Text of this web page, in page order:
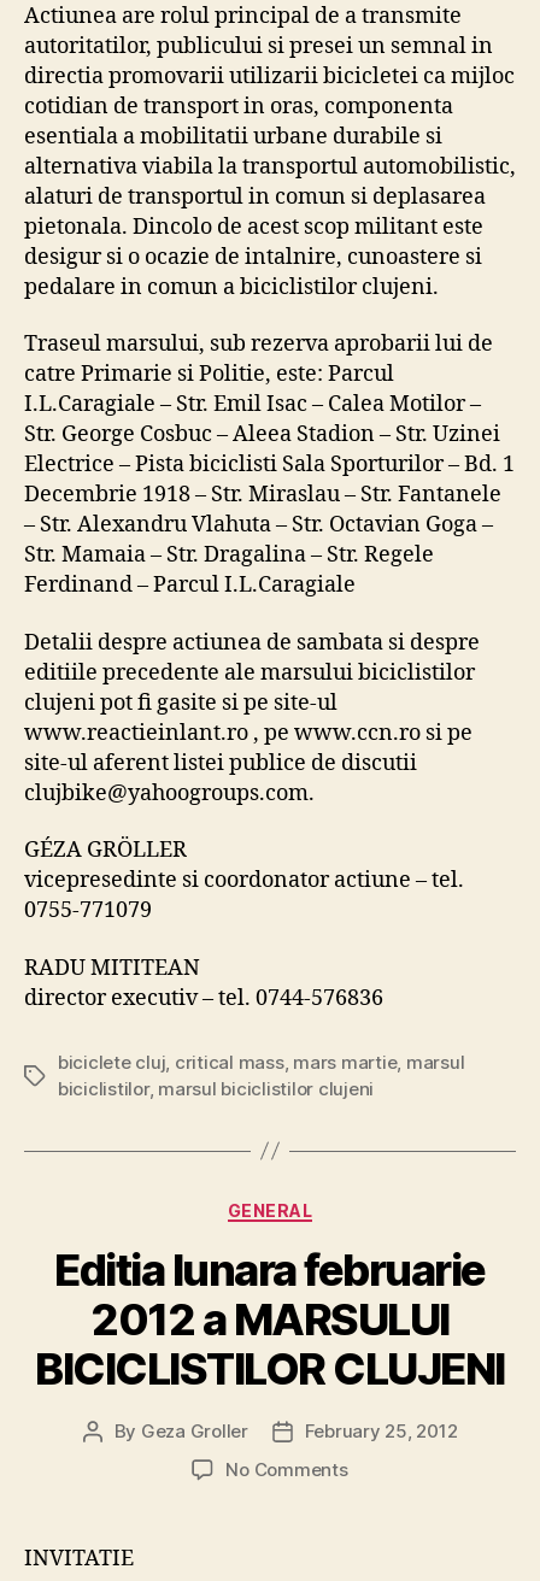
Actiunea are rolul principal de a transmite
autoritatilor, publicului si presei un semnal in
directia promovarii utilizarii bicicletei ca mijloc
cotidian de transport in oras, componenta
esentiala a mobilitatii urbane durabile si
alternativa viabila la transportul automobilistic,
alaturi de transportul in comun si deplasarea
pietonala. Dincolo de acest scop militant este
desigur si o ocazie de intalnire, cunoastere si
pedalare in comun a biciclistilor clujeni.
Traseul marsului, sub rezerva aprobarii lui de
catre Primarie si Politie, este: Parcul
I.L.Caragiale – Str. Emil Isac – Calea Motilor –
Str. George Cosbuc – Aleea Stadion – Str. Uzinei
Electrice – Pista biciclisti Sala Sporturilor – Bd. 1
Decembrie 1918 – Str. Miraslau – Str. Fantanele
– Str. Alexandru Vlahuta – Str. Octavian Goga –
Str. Mamaia – Str. Dragalina – Str. Regele
Ferdinand – Parcul I.L.Caragiale
Detalii despre actiunea de sambata si despre
editiile precedente ale marsului biciclistilor
clujeni pot fi gasite si pe site-ul
www.reactieinlant.ro , pe www.ccn.ro si pe
site-ul aferent listei publice de discutii
clujbike@yahoogroups.com.
GÉZA GRÖLLER
vicepresedinte si coordonator actiune – tel.
0755-771079
RADU MITITEAN
director executiv – tel. 0744-576836
Tags
biciclete cluj critical mass, mars martie, marsul
biciclistilor, marsul biciclistilor clujeni
Categories
GENERAL
Editia lunara februarie
2012 a MARSULUI
BICICLISTILOR CLUJENI
Post
By Geza Groller
PostFebruary 25, 2012
No Commentson
INVITATIE